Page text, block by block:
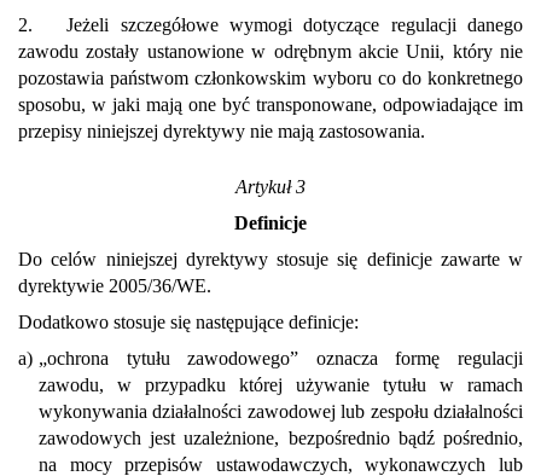
2. Jeżeli szczegółowe wymogi dotyczące regulacji danego
zawodu zostały ustanowione w odrębnym akcie Unii, który nie
pozostawia państwom członkowskim wyboru co do konkretnego
sposobu, w jaki mają one być transponowane, odpowiadające im
przepisy niniejszej dyrektywy nie mają zastosowania.
Artykuł 3
Definicje
Do celów niniejszej dyrektywy stosuje się definicje zawarte w
dyrektywie 2005/36/WE.
Dodatkowo stosuje się następujące definicje:
a) „ochrona tytułu zawodowego” oznacza formę regulacji
zawodu, w przypadku której używanie tytułu w ramach
wykonywania działalności zawodowej lub zespołu działalności
zawodowych jest uzależnione, bezpośrednio bądź pośrednio,
na mocy przepisów ustawodawczych, wykonawczych lub